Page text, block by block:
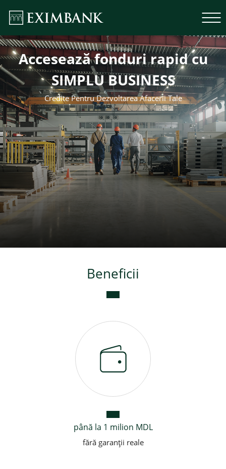
Credite de consum
Credite ipotecare
Accesează fonduri rapid cu
SIMPLU BUSINESS
Credite Pentru Dezvoltarea Afacerii Tale
Beneficii
până la 1 milion MDL
fără garanții reale